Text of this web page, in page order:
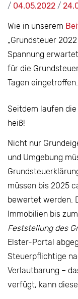
/ 04.05.2022 /
Wie in unserem
„Grundsteuer
Spannung
für die
Tagen eingetroffen.
Seitdem laufen
heiß!
Nicht nur
und Umgebung
müssen bis 2025
bewertet werden.
Immobilien bis
Feststellung des
Elster-Portal
Steuerpflichtige
Verlautbarung –
verfügt, kann